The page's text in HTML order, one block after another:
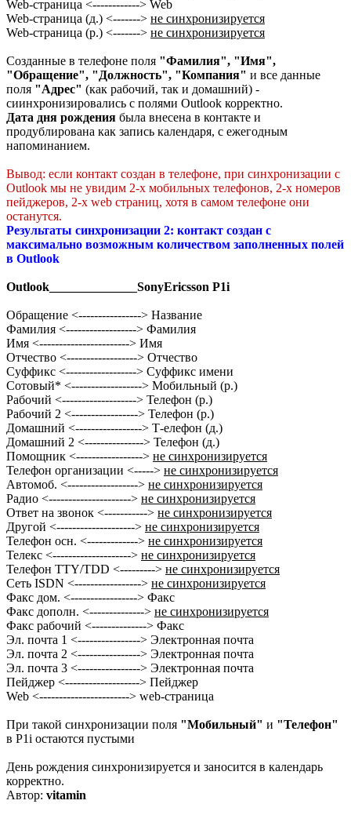
Web-страница <------------> Web
Web-страница (д.) <-------> не синхронизируется
Web-страница (р.) <-------> не синхронизируется
Созданные в телефоне поля "Фамилия", "Имя",
"Обращение", "Должность", "Компания" и все данные
поля "Адрес" (как рабочий, так и домашний) -
сиинхронизировались с полями Outlook корректно.
Дата дня рождения была внесена в контакте и
продублирована как запись календаря, с ежегодным
напоминанием.
Вывод: если контакт создан в телефоне, при синхронизации с
Outlook мы не увидим 2-х мобильных телефонов, 2-х номеров
пейджеров, 2-х web страниц, хотя в самом телефоне они
останутся.
Результаты синхронизации 2: контакт создан с
максимально возможным количеством заполненных полей
в Outlook
Outlook______________SonyEricsson P1i
Обращение <----------------> Название
Фамилия <------------------> Фамилия
Имя <-----------------------> Имя
Отчество <------------------> Отчество
Суффикс <------------------> Суффикс имени
Сотовый* <------------------> Мобильный (р.)
Рабочий <-------------------> Телефон (р.)
Рабочий 2 <-----------------> Телефон (р.)
Домашний <-----------------> Т-елефон (д.)
Домашний 2 <---------------> Телефон (д.)
Помощник <-----------------> не синхронизируется
Телефон организации <-----> не синхронизируется
Автомоб. <------------------> не синхронизируется
Радио <---------------------> не синхронизируется
Ответ на звонок <-----------> не синхронизируется
Другой <--------------------> не синхронизируется
Телефон осн. <-------------> не синхронизируется
Телекс <--------------------> не синхронизируется
Телефон TTY/TDD <---------> не синхронизируется
Сеть ISDN <-----------------> не синхронизируется
Факс дом. <-----------------> Факс
Факс дополн. <--------------> не синхронизируется
Факс рабочий <--------------> Факс
Эл. почта 1 <----------------> Электронная почта
Эл. почта 2 <----------------> Электронная почта
Эл. почта 3 <----------------> Электронная почта
Пейджер <-------------------> Пейджер
Web <-----------------------> web-страница
При такой синхронизации поля "Мобильный" и "Телефон"
в P1i остаются пустыми
День рождения синхронизируется и заносится в календарь
корректно.
Автор: vitamin